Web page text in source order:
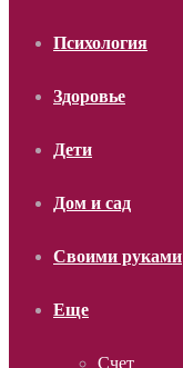
Психология
Здоровье
Дети
Дом и сад
Своими руками
Еще
Счет